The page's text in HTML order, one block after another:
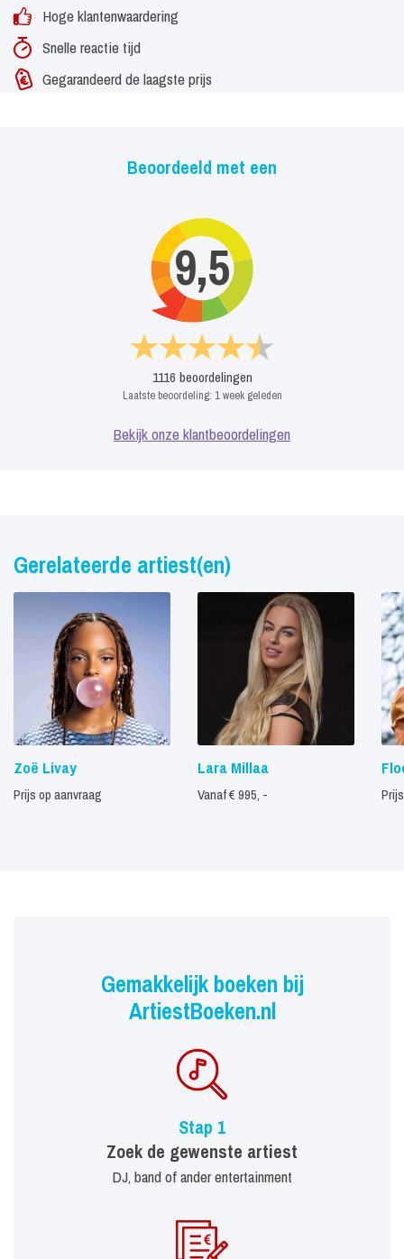
Hoge klantenwaardering
Snelle reactie tijd
Gegarandeerd de laagste prijs
Beoordeeld met een
9,5
1116 beoordelingen
Laatste beoordeling: 1 week geleden
Bekijk onze klantbeoordelingen
Gerelateerde artiest(en)
Zoë Livay
Prijs op aanvraag
Lara Millaa
Vanaf € 995, -
Gemakkelijk boeken bij
ArtiestBoeken.nl
Stap 1
Zoek de gewenste artiest
DJ, band of ander entertainment